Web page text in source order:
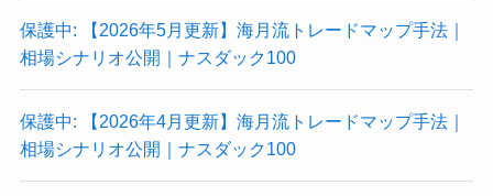
保護中: 【2026年5月更新】海月流トレードマップ手法｜
相場シナリオ公開｜ナスダック100
保護中: 【2026年4月更新】海月流トレードマップ手法｜
相場シナリオ公開｜ナスダック100